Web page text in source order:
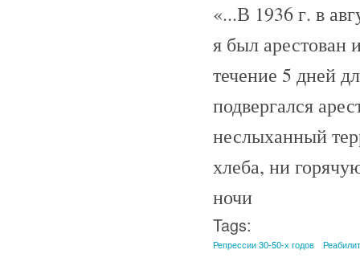
«...В 1936 г. в
я был
течение 5 дней
подвергался
неслыханный
хлеба, ни
ночи
Tags:
Репрессии 30-50-х годов